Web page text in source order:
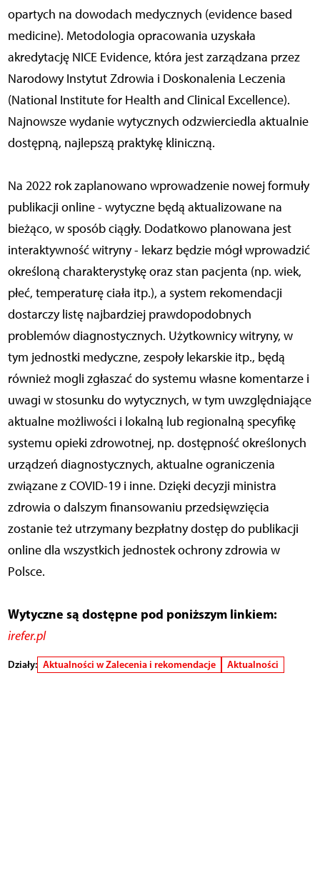
opartych na dowodach medycznych (evidence based
medicine). Metodologia opracowania uzyskała
akredytację NICE Evidence, która jest zarządzana przez
Narodowy Instytut Zdrowia i Doskonalenia Leczenia
(National Institute for Health and Clinical Excellence).
Najnowsze wydanie wytycznych odzwierciedla aktualnie
dostępną, najlepszą praktykę kliniczną.
Na 2022 rok zaplanowano wprowadzenie nowej formuły
publikacji online - wytyczne będą aktualizowane na
bieżąco, w sposób ciągły. Dodatkowo planowana jest
interaktywność witryny - lekarz będzie mógł wprowadzić
określoną charakterystykę oraz stan pacjenta (np. wiek,
płeć, temperaturę ciała itp.), a system rekomendacji
dostarczy listę najbardziej prawdopodobnych
problemów diagnostycznych. Użytkownicy witryny, w
tym jednostki medyczne, zespoły lekarskie itp., będą
również mogli zgłaszać do systemu własne komentarze i
uwagi w stosunku do wytycznych, w tym uwzględniające
aktualne możliwości i lokalną lub regionalną specyfikę
systemu opieki zdrowotnej, np. dostępność określonych
urządzeń diagnostycznych, aktualne ograniczenia
związane z COVID-19 i inne. Dzięki decyzji ministra
zdrowia o dalszym finansowaniu przedsięwzięcia
zostanie też utrzymany bezpłatny dostęp do publikacji
online dla wszystkich jednostek ochrony zdrowia w
Polsce.
Wytyczne są dostępne pod poniższym linkiem:
irefer.pl
Działy: Aktualności w Zalecenia i rekomendacje Aktualności